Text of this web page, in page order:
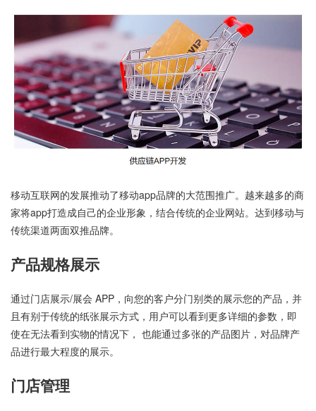
移动互联网的发展推动了移动app品牌的大范围推广。越来越多的商
家将app打造成自己的企业形象，结合传统的企业网站。达到移动与
传统渠道两面双推品牌。
产品规格展示
通过门店展示/展会 APP，向您的客户分门别类的展示您的产品，并
且有别于传统的纸张展示方式，用户可以看到更多详细的参数，即
使在无法看到实物的情况下， 也能通过多张的产品图片，对品牌产
品进行最大程度的展示。
门店管理